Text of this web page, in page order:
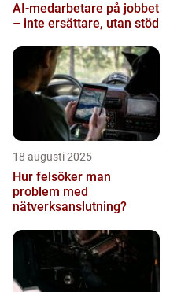
AI‑medarbetare på jobbet
– inte ersättare, utan stöd
18 augusti 2025
Hur felsöker man
problem med
nätverksanslutning?